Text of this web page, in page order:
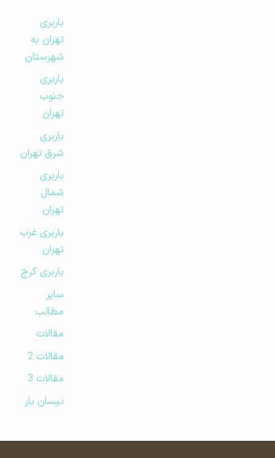
باربری
تهران به
شهرستان
باربری
جنوب
تهران
باربری
شرق تهران
باربری
شمال
تهران
باربری غرب
تهران
باربری کرج
مطالب
مقالات
مقالات 2
مقالات 3
نیسان بار